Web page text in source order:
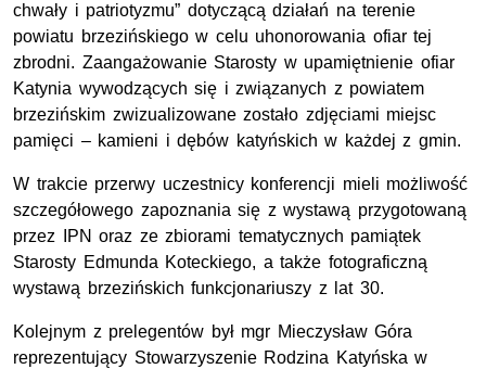
chwały i patriotyzmu” dotyczącą działań na terenie
powiatu brzezińskiego w celu uhonorowania ofiar tej
zbrodni. Zaangażowanie Starosty w upamiętnienie ofiar
Katynia wywodzących się i związanych z powiatem
brzezińskim zwizualizowane zostało zdjęciami miejsc
pamięci – kamieni i dębów katyńskich w każdej z gmin.
W trakcie przerwy uczestnicy konferencji mieli możliwość
szczegółowego zapoznania się z wystawą przygotowaną
przez IPN oraz ze zbiorami tematycznych pamiątek
Starosty Edmunda Koteckiego, a także fotograficzną
wystawą brzezińskich funkcjonariuszy z lat 30.
Kolejnym z prelegentów był mgr Mieczysław Góra
reprezentujący Stowarzyszenie Rodzina Katyńska w